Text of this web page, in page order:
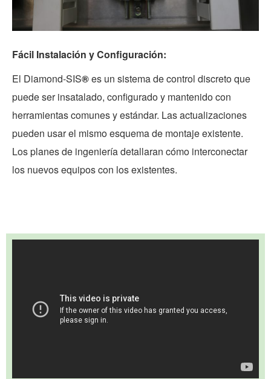
Fácil Instalación y Configuración:
El Diamond-SIS®es un sistema de control discreto que
puede ser insatalado, configurado y mantenido con
herramientas comunes y estándar. Las actualizaciones
pueden usar el mismo esquema de montaje existente.
Los planes de ingeniería detallaran cómo interconectar
los nuevos equipos con los existentes.